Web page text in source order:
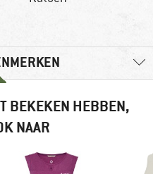
BEKEKEN HEBBEN,
NAAR